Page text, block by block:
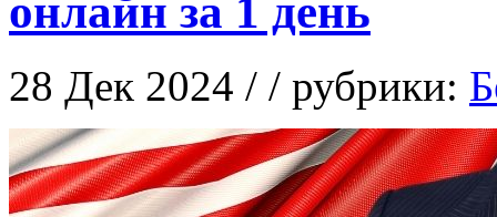
онлайн за 1 день
28 Дек 2024 / / рубрики: